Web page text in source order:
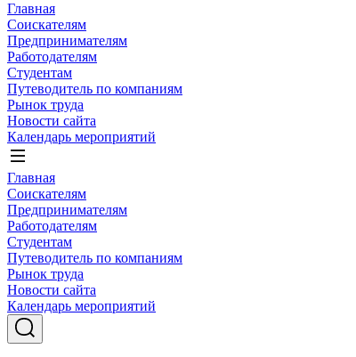
Главная
Соискателям
Предпринимателям
Работодателям
Студентам
Путеводитель по компаниям
Рынок труда
Новости сайта
Календарь мероприятий
Главная
Соискателям
Предпринимателям
Работодателям
Студентам
Путеводитель по компаниям
Рынок труда
Новости сайта
Календарь мероприятий